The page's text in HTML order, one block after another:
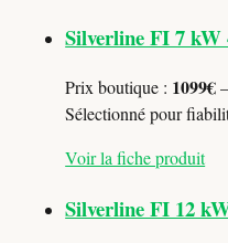
Silverline FI 7 kW
Prix boutique : 1099€
Sélectionné pour
Voir la fiche produit
Silverline FI 12